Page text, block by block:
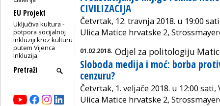
EU Projekt
Uključiva kultura -
potpora socijalnoj
inkluziji kroz kulturu
putem Vijenca
Inkluzija
CIVILIZACIJA
Četvrtak, 12. travnja 2018. u 19:00
Ulica Matice hrvatske 2,
01.02.2018. Odjel za politologiju
Sloboda medija i moć: borba
cenzuru?
Četvrtak, 1. veljače 2018. u 12:00
Ulica Matice hrvatske 2,